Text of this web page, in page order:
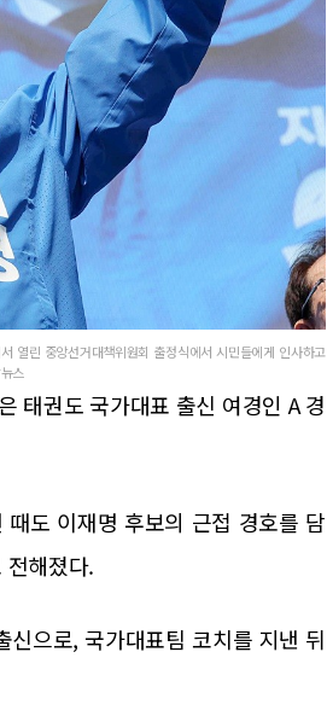
열린 중앙선거대책위원회 출정식에서 시민들에게 인사하고
스
태권도 국가대표 출신 여경인 A 경
도 이재명 후보의 근접 경호를 담
해졌다.
으로, 국가대표팀 코치를 지낸 뒤